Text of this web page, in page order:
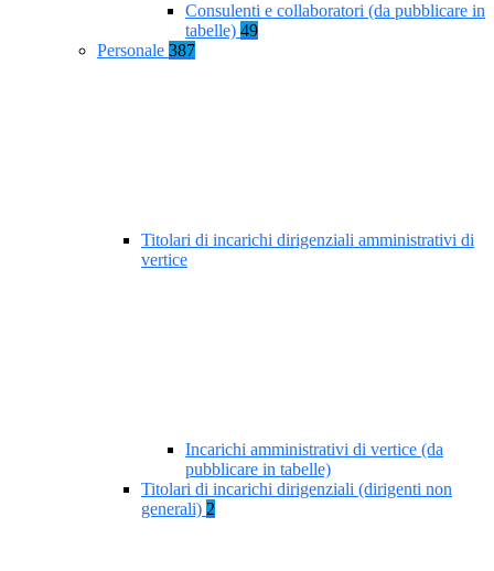
Consulenti e collaboratori (da pubblicare in
tabelle) 49
Personale 387
Titolari di incarichi dirigenziali amministrativi di
vertice
Incarichi amministrativi di vertice (da
pubblicare in tabelle)
Titolari di incarichi dirigenziali (dirigenti non
generali) 2